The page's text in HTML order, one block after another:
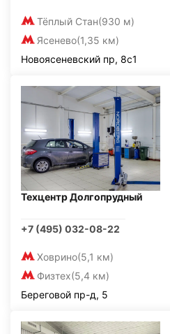
Тёплый Стан(930 м)
Ясенево(1,35 км)
Новоясеневский пр, 8с1
Техцентр Долгопрудный
+7 (495) 032-08-22
Ховрино(5,1 км)
Физтех(5,4 км)
Береговой пр-д, 5